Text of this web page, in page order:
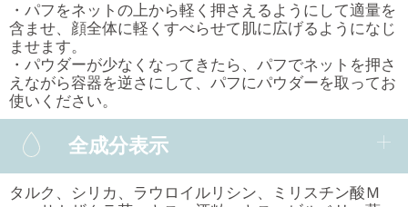
・パフをネットの上から軽く押さえるようにして適量を
含ませ、顔全体に軽くすべらせて肌に広げるようになじ
ませます。
・パウダーが少なくなってきたら、パフでネットを押さ
えながら容器を逆さにして、パフにパウダーを取ってお
使いください。
全成分表示
タルク、シリカ、ラウロイルリシン、ミリスチン酸Ｍ